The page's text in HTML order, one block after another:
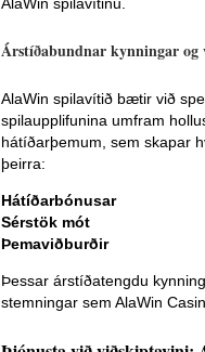
Árstíðabundnar kynningar
AlaWin spilavítið bætir við
spilaupplifunina umfram
hátíðarþemum, sem skapar
þeirra:
Hátíðarbónusar
Sérstök mót
Þemaviðburðir
Þessar árstíðatengdu
stemningar sem AlaWin